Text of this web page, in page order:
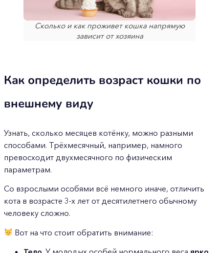
Сколько и как проживет кошка напрямую
зависит от хозяина
Как определить возраст кошки по
внешнему виду
Узнать, сколько месяцев котёнку, можно разными
способами. Трёхмесячный, например, намного
превосходит двухмесячного по физическим
параметрам.
Со взрослыми особями всё немного иначе, отличить
кота в возрасте 3-х лет от десятилетнего обычному
человеку сложно.
Вот на что стоит обратить внимание: